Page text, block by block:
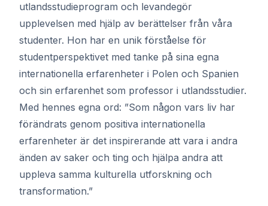
utlandsstudieprogram och levandegör
upplevelsen med hjälp av berättelser från våra
studenter. Hon har en unik förståelse för
studentperspektivet med tanke på sina egna
internationella erfarenheter i Polen och Spanien
och sin erfarenhet som professor i utlandsstudier.
Med hennes egna ord: ”Som någon vars liv har
förändrats genom positiva internationella
erfarenheter är det inspirerande att vara i andra
änden av saker och ting och hjälpa andra att
uppleva samma kulturella utforskning och
transformation.”